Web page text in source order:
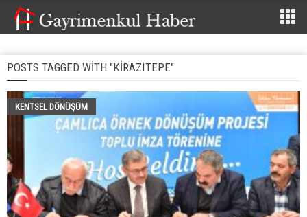
POSTS TAGGED WITH "KIRAZITEPE"
KENTSEL DÖNÜŞÜM